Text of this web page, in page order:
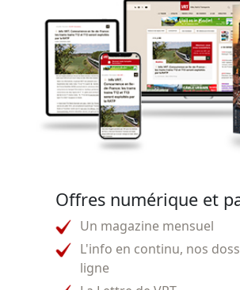
Offres numérique et
Un magazine mensuel
L'info en continu, nos
ligne